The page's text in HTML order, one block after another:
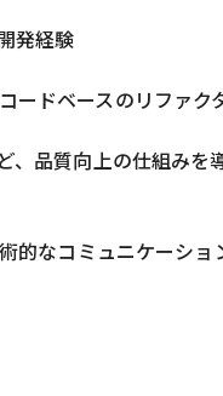
発経験
ードベースのリファク
、品質向上の仕組みを
的なコミュニケーショ